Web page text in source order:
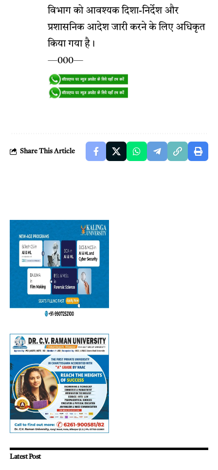
विभाग को आवश्यक दिशा-निर्देश और
प्रशासनिक आदेश जारी करने के लिए अधिकृत
किया गया है।
—000—
Share This Article
Latest Post